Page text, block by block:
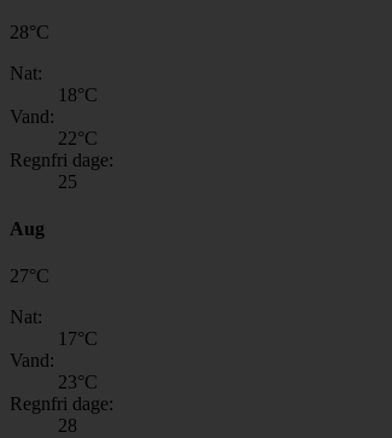
28°C
Nat:
18°C
Vand:
22°C
Regnfri dage:
25
Aug
27°C
Nat:
17°C
Vand:
23°C
Regnfri dage:
28